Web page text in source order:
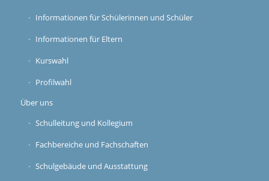
Informationen für Schülerinnen und Schüler
Informationen für Eltern
Kurswahl
Profilwahl
Über uns
Schulleitung und Kollegium
Fachbereiche und Fachschaften
Schulgebäude und Ausstattung